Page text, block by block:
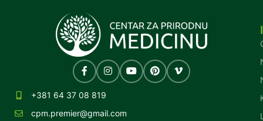
+381 64 37 08 819
cpm.premier@gmail.com